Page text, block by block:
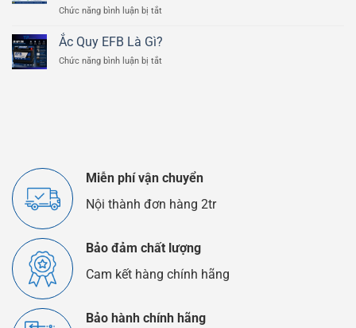
Của
Ắc
Ô
Chức năng bình luận bị tắt
Quy
Và
Thế
Nào?
Ắc Quy EFB Là Gì?
Chức năng bình luận bị tắt
Miễn phí vận chuyển
Nội thành đơn hàng 2tr
Bảo đảm chất lượng
Cam kết hàng chính hãng
Bảo hành chính hãng